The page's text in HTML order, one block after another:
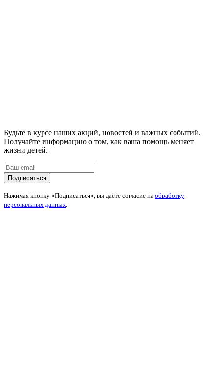
Будьте в курсе наших акций, новостей и важных событий.
Получайте информацию о том, как ваша помощь меняет
жизни детей.
Подписаться
Нажимая кнопку «Подписаться», вы даёте согласие на обработку
персональных данных